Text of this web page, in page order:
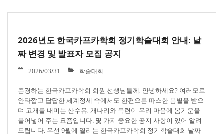
- 학회 임원
- 학회 회칙
[카프카연구] 원문서비스
자료실
2026년도 한국카프카학회 정기학술대회 안내: 날
짜 변경 및 발표자 모집 공지
2026/03/31 학술대회
존경하는 한국카프카학회 회원 선생님들께, 안녕하세요? 여러모로
안타깝고 답답한 세계정세 속에서도 한편으론 따스한 봄볕을 받으
며 고개를 내미는 산수유, 개나리와 목련이 우리 마음에 봄기운을
불어넣어 주는 요즘입니다. 몇 가지 중요한 공지 사항이 있어 알려
드립니다. 우선 9월에 열리는 한국카프카학회 정기학술대회 날짜